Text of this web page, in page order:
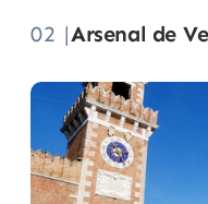
02 |Arsenal de